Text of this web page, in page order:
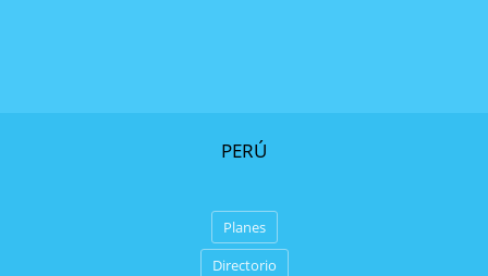
PERÚ
Planes
Directorio